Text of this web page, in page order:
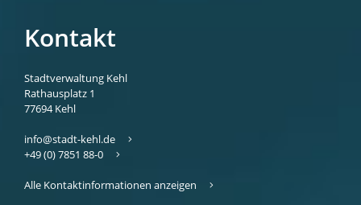
Kontakt
Stadtverwaltung Kehl
Rathausplatz 1
77694 Kehl
info@stadt-kehl.de
+49 (0) 7851 88-0
Alle Kontaktinformationen anzeigen